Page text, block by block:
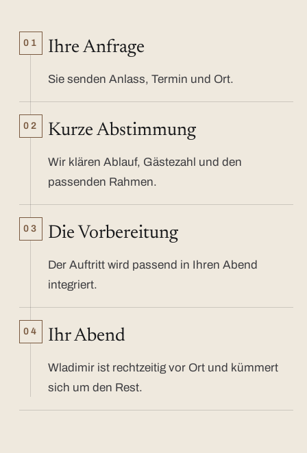
01 Ihre Anfrage
Sie senden Anlass, Termin und Ort.
02 Kurze Abstimmung
Wir klären Ablauf, Gästezahl und den
passenden Rahmen.
03 Die Vorbereitung
Der Auftritt wird passend in Ihren Abend
integriert.
04 Ihr Abend
Wladimir ist rechtzeitig vor Ort und kümmert
sich um den Rest.